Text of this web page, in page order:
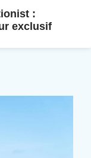
:
exclusif